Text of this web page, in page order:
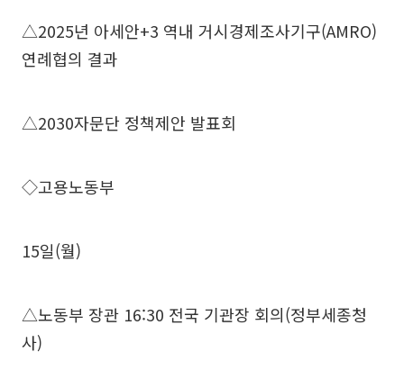
△2025년 아세안+3 역내 거시경제조사기구(AMRO)
연례협의 결과
△2030자문단 정책제안 발표회
◇고용노동부
15일(월)
△노동부 장관 16:30 전국 기관장 회의(정부세종청
사)